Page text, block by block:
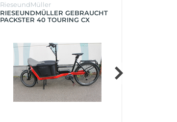
RieseundMüller
RIESEUNDMÜLLER GEBRAUCHT
PACKSTER 40 TOURING CX